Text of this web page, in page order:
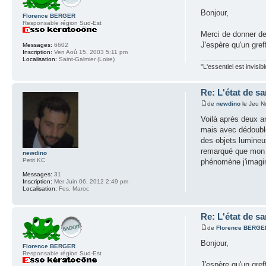
Bonjour,
Merci de donner
J'espère qu'un
"L'essentiel est
Florence BERGER
Responsable région Sud-Est
Messages: 6602
Inscription: Ven Aoû 15, 2003 5:11 pm
Localisation: Saint-Galmier (Loire)
Re: L'état de
denewdino le Jeu
Voilà après deux
mais avec
des objets
remarqué que
phénomène
newdino
Petit KC
Messages: 31
Inscription: Mer Juin 06, 2012 2:49 pm
Localisation: Fes, Maroc
Re: L'état de
de Florence
Bonjour,
Florence BERGER
Responsable région Sud-Est